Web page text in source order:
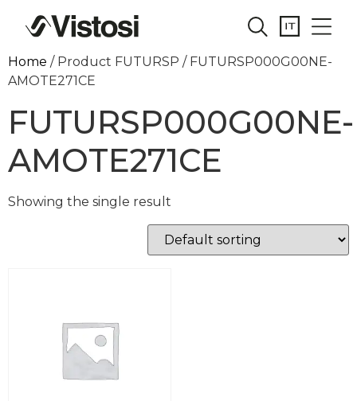
Home / Product FUTURSP / FUTURSP000G00NE-
AMOTE271CE
FUTURSP000G00NE-
AMOTE271CE
Showing the single result